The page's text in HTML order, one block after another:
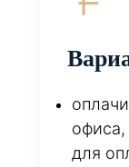
для